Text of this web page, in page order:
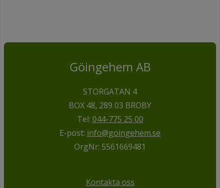
Göingehem AB
STORGATAN 4
BOX 48, 289 03 BROBY
Tel: 044-775 25 00
E-post: info@goingehem.se
OrgNr: 5561669481
Kontakta oss